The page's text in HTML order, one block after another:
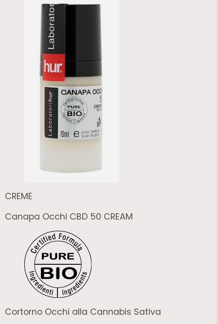
CREME
Canapa Occhi CBD 50 CREAM
Cortorno Occhi alla Cannabis Sativa